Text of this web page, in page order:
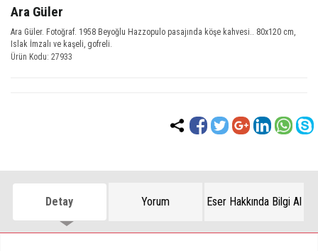
Ara Güler
Ara Güler. Fotoğraf. 1958 Beyoğlu Hazzopulo pasajında köşe kahvesi.. 80x120 cm,
Islak İmzalı ve kaşeli, gofreli.
Ürün Kodu: 27933
Detay Yorum Eser Hakkında Bilgi Al